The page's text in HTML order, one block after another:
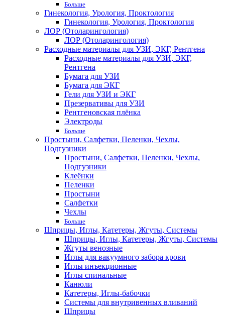
Больше
Гинекология, Урология, Проктология
Гинекология, Урология, Проктология
ЛОР (Отоларингология)
ЛОР (Отоларингология)
Расходные материалы для УЗИ, ЭКГ, Рентгена
Расходные материалы для УЗИ, ЭКГ,
Рентгена
Бумага для УЗИ
Бумага для ЭКГ
Гели для УЗИ и ЭКГ
Презервативы для УЗИ
Рентгеновская плёнка
Электроды
Больше
Простыни, Салфетки, Пеленки, Чехлы,
Подгузники
Простыни, Салфетки, Пеленки, Чехлы,
Подгузники
Клеёнки
Пеленки
Простыни
Салфетки
Чехлы
Больше
Шприцы, Иглы, Катетеры, Жгуты, Системы
Шприцы, Иглы, Катетеры, Жгуты, Системы
Жгуты венозные
Иглы для вакуумного забора крови
Иглы инъекционные
Иглы спинальные
Канюли
Катетеры, Иглы-бабочки
Системы для внутривенных вливаний
Шприцы